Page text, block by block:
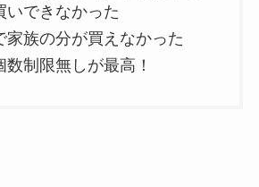
いできなかった
家族の分が買えなかった
制限無しが最高！